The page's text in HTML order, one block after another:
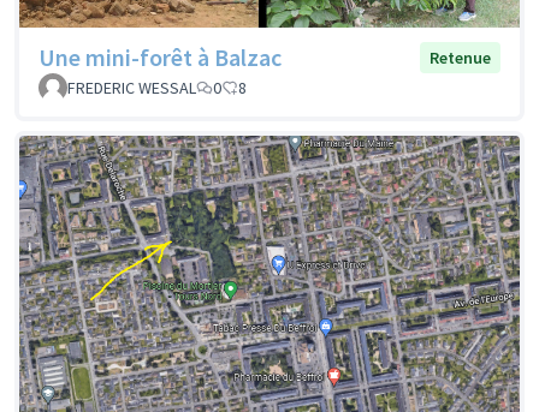
Une mini-forêt à Balzac
Retenue
FREDERIC WESSAL
0 8